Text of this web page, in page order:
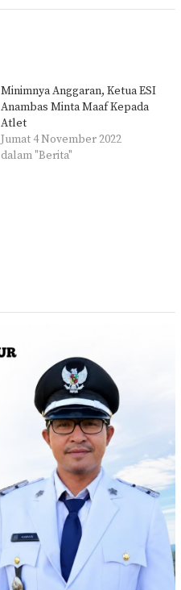
Minimnya Anggaran, Ketua ESI
Anambas Minta Maaf Kepada
Atlet
Jumat 4 November 2022
dalam "Berita"